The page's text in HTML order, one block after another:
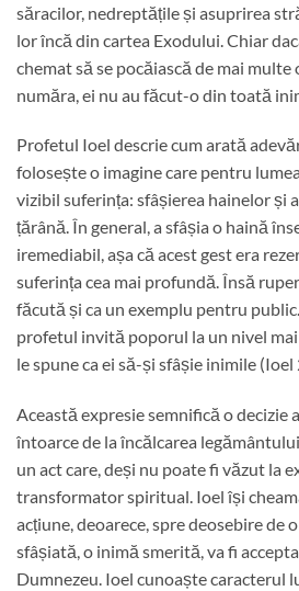
săracilor, nedreptățile și asuprirea
lor încă din cartea Exodului. Chiar
chemat să se pocăiască de mai
număra, ei nu au făcut-o din toată
Profetul Ioel descrie cum arată
folosește o imagine care pentru
vizibil suferința: sfâșierea hainelor și
țărână. În general, a sfâșia o haină
iremediabil, așa că acest gest era
suferința cea mai profundă. Însă
făcută și ca un exemplu pentru
profetul invită poporul la un nivel
le spune ca ei să-și sfâșie inimile (Ioel
Această expresie semnifică o decizie
întoarce de la încălcarea
un act care, deși nu poate fi văzut la
transformator spiritual. Ioel își
acțiune, deoarece, spre deosebire de
sfâșiată, o inimă smerită, va fi
Dumnezeu. Ioel cunoaște caracterul